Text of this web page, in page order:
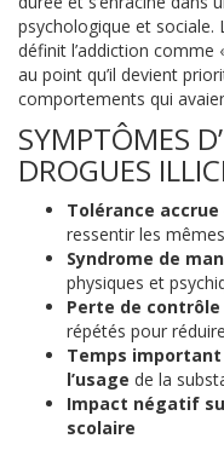
psychologique et sociale.
définit l’addiction comme
au point qu’il devient
comportements qui
SYMPTÔMES
DROGUES
Tolérance accrue
ressentir les
Syndrome de
physiques et
Perte de
répétés pour
Temps
l’usage de la
Impact négatif
scolaire